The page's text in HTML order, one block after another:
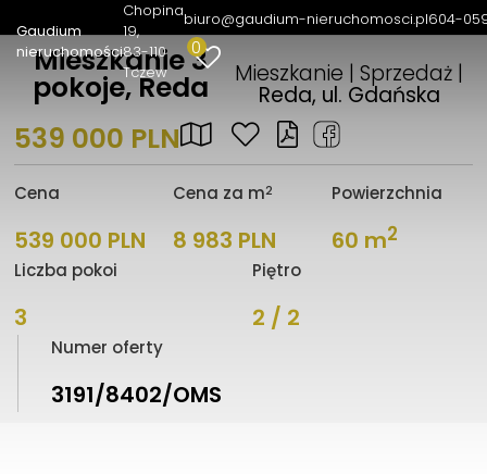
Gaudium
nieruchomości
Chopina
19
83-110
Tczew
biuro@gaudium-nieruchomosci.pl604-
0
Mieszkanie 3
pokoje, Reda Mieszkanie | Sprzedaż |
Reda, ul. Gdańska
539 000 PLN
Cena
539 000 PLN
Cena za m2
8 983 PLN
Powierzchnia
60 m2
Liczba pokoi
3
Piętro
2 / 2
Numer oferty
3191/8402/OMS